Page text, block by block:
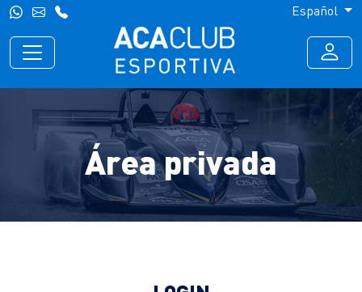
Español
Área privada